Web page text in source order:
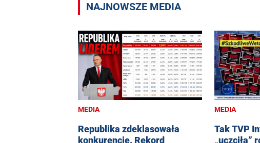
NAJNOWSZE MEDIA
MEDIA
Republika zdeklasowała
konkurencję. Rekord
MEDIA
Tak TVP
„uczciła”